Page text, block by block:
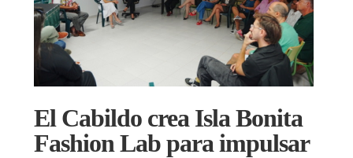
El Cabildo crea Isla Bonita
Fashion Lab para impulsar